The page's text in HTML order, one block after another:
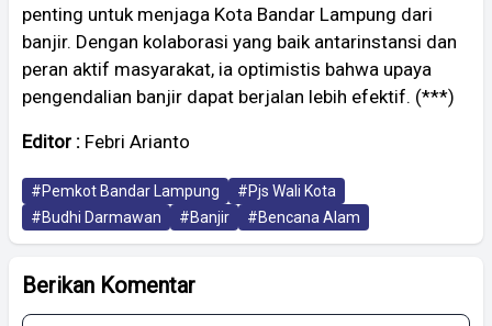
penting untuk menjaga Kota Bandar Lampung dari
banjir. Dengan kolaborasi yang baik antarinstansi dan
peran aktif masyarakat, ia optimistis bahwa upaya
pengendalian banjir dapat berjalan lebih efektif. (***)
Editor : Febri Arianto
#Pemkot Bandar Lampung
#Pjs Wali Kota
#Budhi Darmawan
#Banjir #Bencana Alam
Berikan Komentar